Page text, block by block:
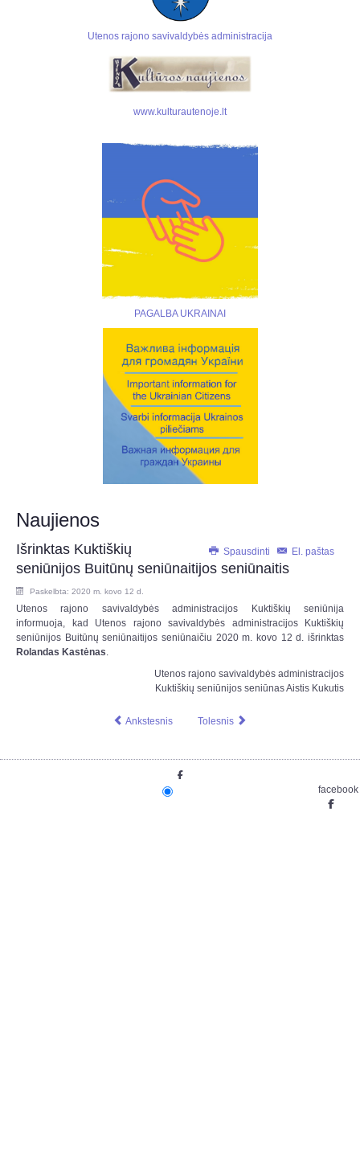
Utenos rajono savivaldybės administracija
www.kulturautenoje.lt
PAGALBA UKRAINAI
Naujienos
Spausdinti El. paštas
Išrinktas Kuktiškių
seniūnijos Buitūnų seniūnaitijos seniūnaitis
Paskelbta: 2020 m. kovo 12 d.
Utenos rajono savivaldybės administracijos Kuktiškių seniūnija
informuoja, kad Utenos rajono savivaldybės administracijos Kuktiškių
seniūnijos Buitūnų seniūnaitijos seniūnaičiu 2020 m. kovo 12 d. išrinktas
Rolandas Kastėnas
Utenos rajono savivaldybės administracijos
Kuktiškių seniūnijos seniūnas Aistis Kukutis
Ankstesnis Tolesnis
facebook